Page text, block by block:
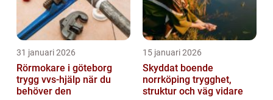
31 januari 2026
Rörmokare i göteborg
trygg vvs-hjälp när du
behöver den
15 januari 2026
Skyddat boende
norrköping trygghet,
struktur och väg vidare